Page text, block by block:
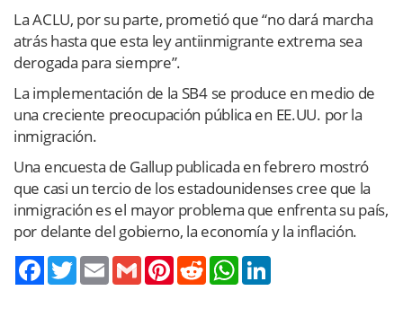
La ACLU, por su parte, prometió que “no dará marcha
atrás hasta que esta ley antiinmigrante extrema sea
derogada para siempre”.
La implementación de la SB4 se produce en medio de
una creciente preocupación pública en EE.UU. por la
inmigración.
Una encuesta de Gallup publicada en febrero mostró
que casi un tercio de los estadounidenses cree que la
inmigración es el mayor problema que enfrenta su país,
por delante del gobierno, la economía y la inflación.
TwitterEmail Gmail PinterestReddit WhatsApp